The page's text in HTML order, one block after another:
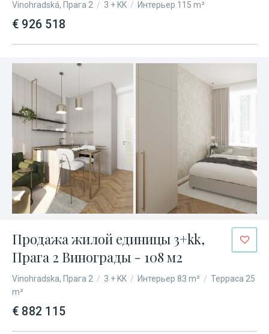
Vinohradská, Прага 2 / 3 + KK / Интерьер 115 m²
€ 926 518
Продажа жилой единицы 3+kk,
Прага 2 Винограды - 108 м2
Vinohradska, Прага 2 / 3 + KK / Интерьер 83 m² / Терраса 25
m²
€ 882 115